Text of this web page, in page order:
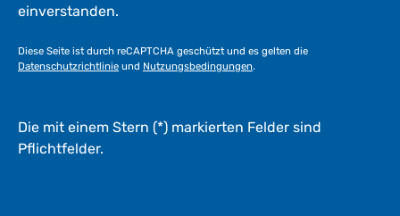
einverstanden.
Diese Seite ist durch reCAPTCHA geschützt und es gelten die
Datenschutzrichtlinie und Nutzungsbedingungen.
Die mit einem Stern (*) markierten Felder sind
Pflichtfelder.